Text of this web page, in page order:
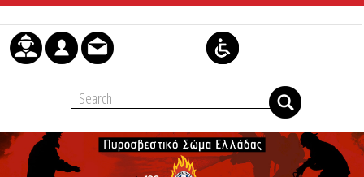
Μετάβαση στο περιεχόμενο